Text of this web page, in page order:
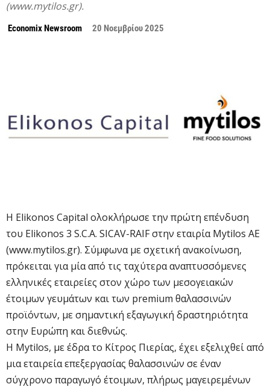
(www.mytilos.gr).
Economix Newsroom 20 Νοεμβρίου 2025
Η Elikonos Capital ολοκλήρωσε την πρώτη επένδυση
του Elikonos 3 S.C.A. SICAV-RAIF στην εταιρία Mytilos ΑΕ
(www.mytilos.gr). Σύμφωνα με σχετική ανακοίνωση,
πρόκειται για μία από τις ταχύτερα αναπτυσσόμενες
ελληνικές εταιρείες στον χώρο των μεσογειακών
έτοιμων γευμάτων και των premium θαλασσινών
προϊόντων, με σημαντική εξαγωγική δραστηριότητα
στην Ευρώπη και διεθνώς.
Η Mytilos, με έδρα το Κίτρος Πιερίας, έχει εξελιχθεί από
μια εταιρεία επεξεργασίας θαλασσινών σε έναν
σύγχρονο παραγωγό έτοιμων, πλήρως μαγειρεμένων